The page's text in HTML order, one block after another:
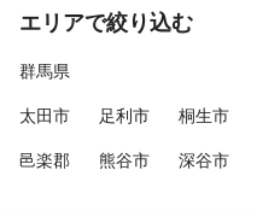
エリアで絞り込む
群馬県
太田市
足利市 桐生市
邑楽郡
熊谷市 深谷市